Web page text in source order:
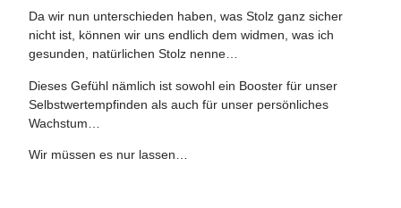
Da wir nun unterschieden haben, was Stolz ganz sicher
nicht ist, können wir uns endlich dem widmen, was ich
gesunden, natürlichen Stolz nenne…
Dieses Gefühl nämlich ist sowohl ein Booster für unser
Selbstwertempfinden als auch für unser persönliches
Wachstum…
Wir müssen es nur lassen…